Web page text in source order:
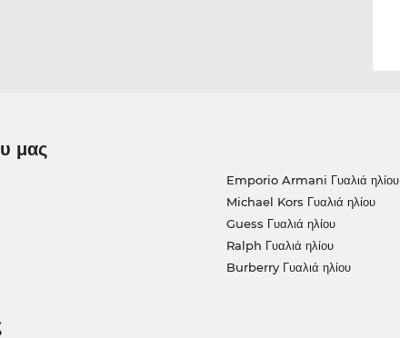
μας
Emporio Armani Γυαλιά ηλίου
Michael Kors Γυαλιά ηλίου
Guess Γυαλιά ηλίου
Ralph Γυαλιά ηλίου
Burberry Γυαλιά ηλίου